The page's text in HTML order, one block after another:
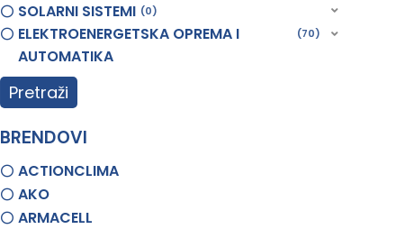
SOLARNI SISTEMI 0
ELEKTROENERGETSKA OPREMA I
AUTOMATIKA
70
Pretraži
BRENDOVI
ACTIONCLIMA
AKO
ARMACELL